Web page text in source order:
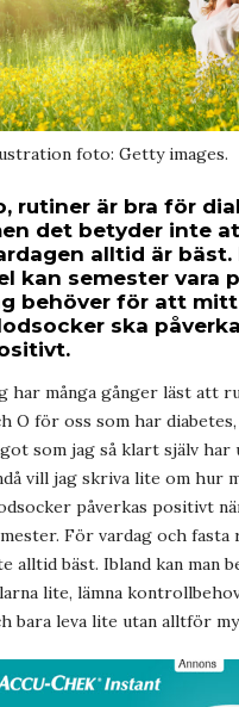
foto: Getty images.
rutiner är bra för
det betyder inte
alltid är bäst.
kan semester vara
behöver för att mitt
ska
har många gånger läst att
O för oss som har
som jag så klart själv har
vill jag skriva lite om hur
påverkas positivt
För vardag och
alltid bäst. Ibland kan man
lite, lämna
bara leva lite utan alltför